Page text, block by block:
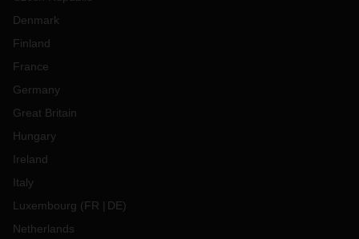
Denmark
Finland
France
Germany
Great Britain
Hungary
Ireland
Italy
Luxembourg (FR DE)
Netherlands